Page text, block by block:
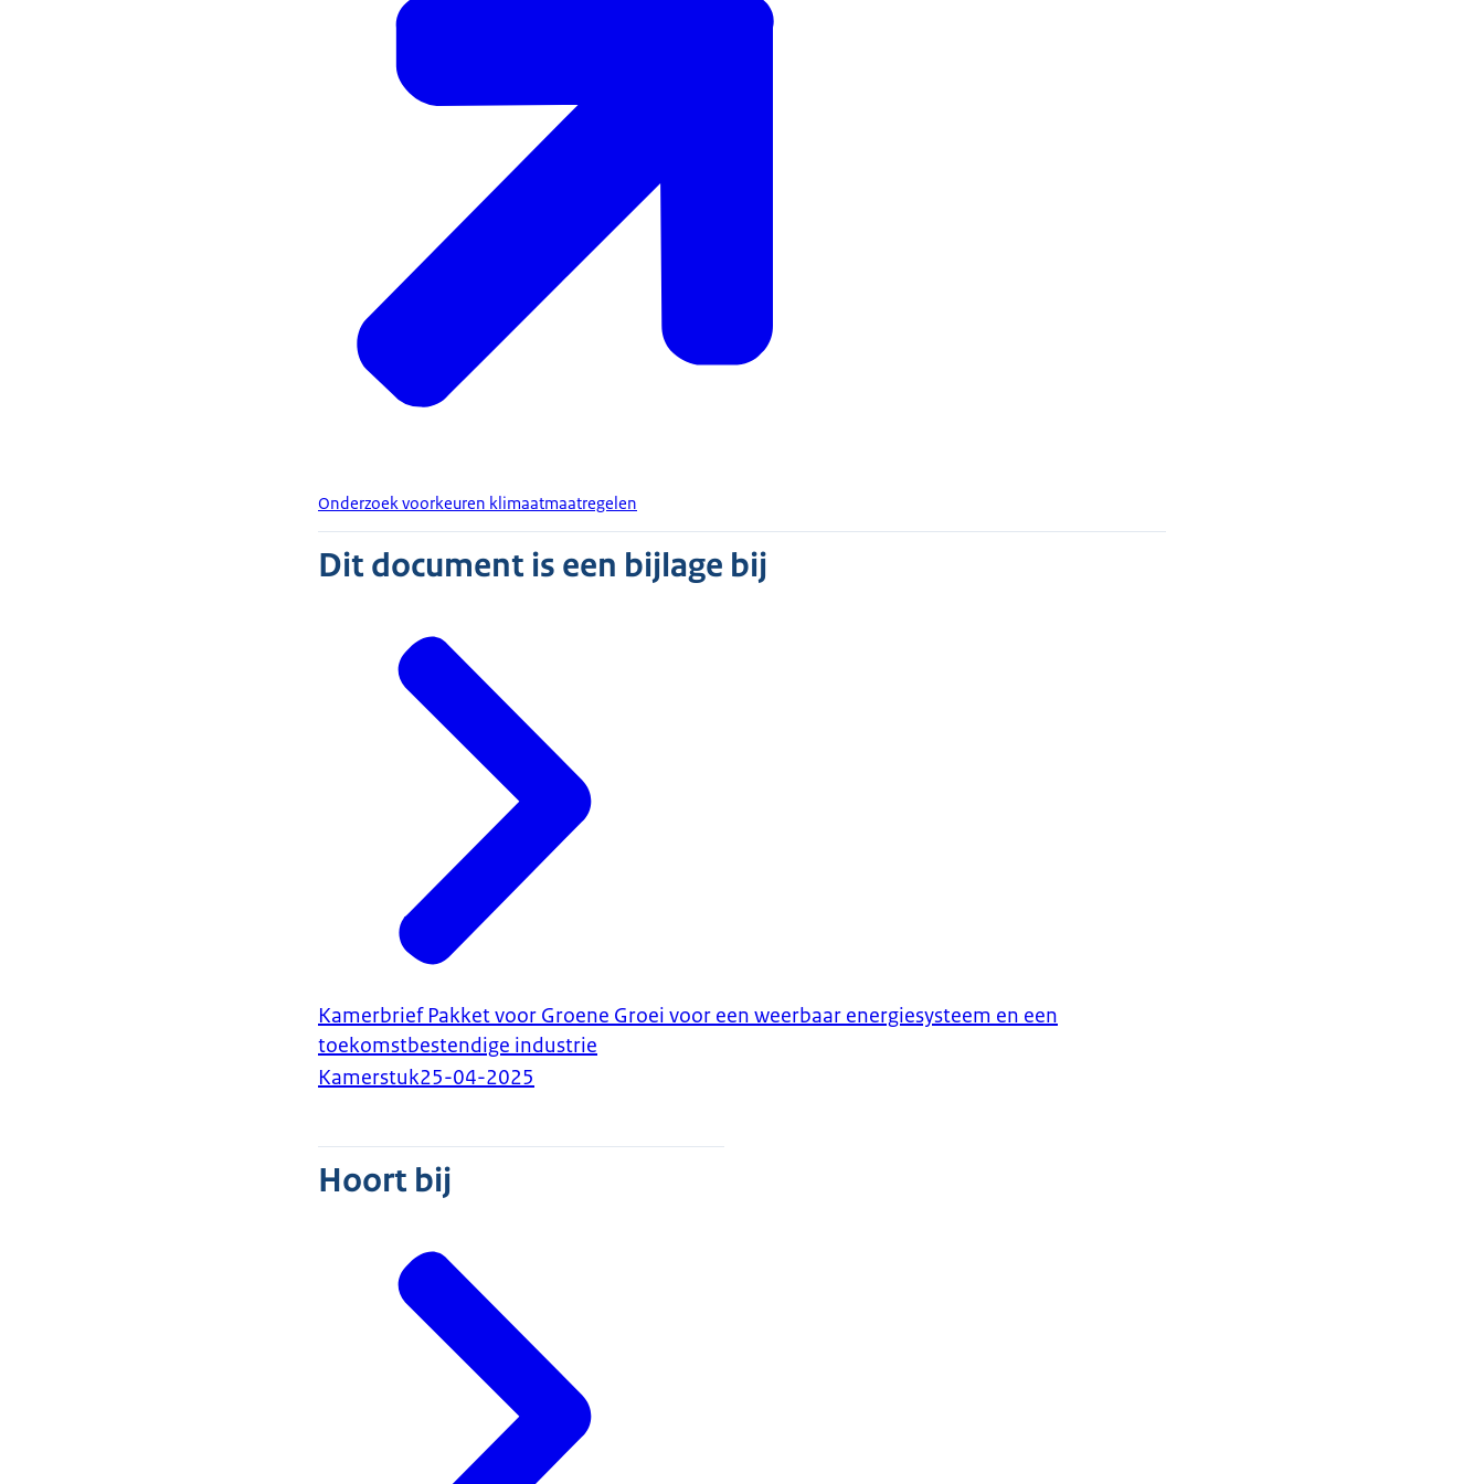
Onderzoek voorkeuren klimaatmaatregelen
Dit document is een bijlage bij
Kamerbrief Pakket voor Groene Groei voor een weerbaar energiesysteem en een
toekomstbestendige industrie
Kamerstuk25-04-2025
Hoort bij